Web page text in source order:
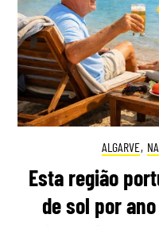
ALGARVE,
Esta região
de sol por ano